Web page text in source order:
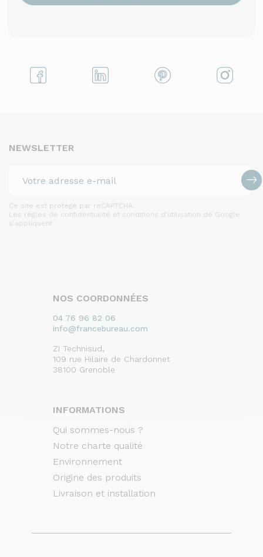
NEWSLETTER
Ce site est protégé par reCAPTCHA.
Les règles de confidentialité et conditions d'utilisation de Google
s'appliquent.
NOS COORDONNÉES
04 76 96 82 06
info@francebureau.com
ZI Technisud,
109 rue Hilaire de Chardonnet
38100 Grenoble
INFORMATIONS
Qui sommes-nous ?
Notre charte qualité
Environnement
Origine des produits
Livraison et installation